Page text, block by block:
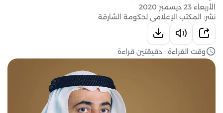
الأربعاء 23 ديسمبر 2020
نشر: المكتب الإعلامي لحكومة الشارقة
وقت القراءة : دقيقتين قراءة